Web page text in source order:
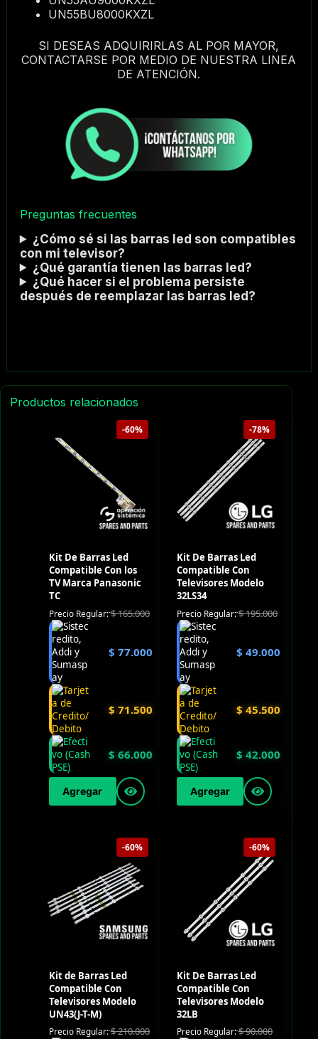
UN55BU8000KXZL
SI DESEAS ADQUIRIRLAS AL POR MAYOR,
CONTACTARSE POR MEDIO DE NUESTRA LINEA
DE ATENCIÓN.
Preguntas frecuentes
¿Cómo sé si las barras led son compatibles
con mi televisor?
¿Qué garantía tienen las barras led?
¿Qué hacer si el problema persiste
después de reemplazar las barras led?
Productos relacionados
-60%
Kit De Barras Led
Compatible Con los
TV Marca Panasonic
TC
Precio Regular:$165.000
$ 77.000
$ 71.500
$ 66.000
Agregar
-78%
Kit De Barras Led
Compatible Con
Televisores Modelo
32LS34
Precio Regular:$195.000
$ 49.000
$ 45.500
$ 42.000
Agregar
-60%
Kit de Barras Led
Compatible Con
Televisores Modelo
UN43(J-T-M)
Precio Regular:$210.000
-60%
Kit De Barras Led
Compatible Con
Televisores Modelo
32LB
Precio Regular:$90.000